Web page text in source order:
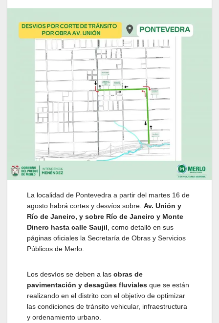
La localidad de Pontevedra a partir del martes 16 de
agosto habrá cortes y desvíos sobre: Av. Unión y
Río de Janeiro, y sobre Río de Janeiro y Monte
Dinero hasta calle Saujil , como detalló en sus
páginas oficiales la Secretaría de Obras y Servicios
Públicos de Merlo.
Los desvíos se deben a las obras de
pavimentación y desagües fluviales que se están
realizando en el distrito con el objetivo de optimizar
las condiciones de tránsito vehicular, infraestructura
y ordenamiento urbano.